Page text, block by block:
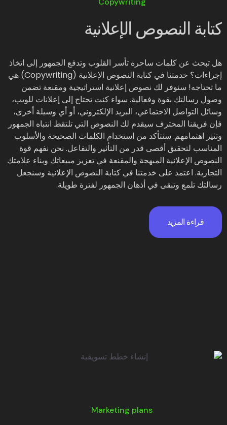
كتابة النصوص الإعلانية
هل تبحث عن كلمات ساحرة تأسر القلوب وتدفع الجمهور إلى اتخاذ
إجراءات؟ خدمتنا في كتابة النصوص الإعلانية (Copywriting) هي
ما تحتاجه! سنوفر لك نصوص إعلانية استراتيجية ومقنعة تضمن
وصول رسالتك بقوة وفعالية. سواء كنت تحتاج إلى إعلانات للويب،
وسائل التواصل الاجتماعي، البريد الإلكتروني، أو أي وسيلة أخرى،
فإن فريقنا المحترف سيقدم لك النصوص التي تلتقط انتباه الجمهور
وتثير اهتمامهم. سنتأكد من استخدام الكلمات الصحيحة والأسلوب
المناسب لتحقيق أقصى قدر من التأثير والتفاعل. نحن نفهم قوة
النصوص الإعلانية المبهجة والمقنعة في تعزيز مبيعاتك وبناء علامتك
التجارية. اعتمد على خدمتنا في كتابة النصوص الإعلانية وسنجعل
رسالتك تلمع وتبقى في أذهان الجمهور لفترة طويلة.
قراءة المزيد
Marketing plans